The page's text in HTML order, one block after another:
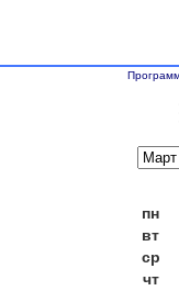
пн
вт
ср
чт